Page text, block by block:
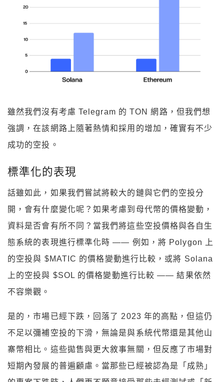
雖然我們沒有考慮 Telegram 的 TON 網路，但我們想
強調，在該網路上隨著熱情和採用的增加，確實有不少
成功的空投。
標準化的表現
話雖如此，如果我們嘗試將較大的鏈與它們的空投分
開，會有什麼變化呢？如果考慮到母代幣的價格變動，
資料是否會有所不同？當我們將這些空投價格與各自生
態系統的表現進行標準化時 —— 例如，將 Polygon 上
的空投與 $MATIC 的價格變動進行比較，或將 Solana
上的空投與 $SOL 的價格變動進行比較 —— 結果依然
不容樂觀。
是的，市場已經下跌，回落了 2023 年的高點，但這仍
不足以彌補空投的下滑，無論是與系統代幣還是其他山
寨幣相比。這些拋售與更大敘事無關，但反應了市場對
短期內發展的普遍顧慮。當那些已經被認為是「成熟」